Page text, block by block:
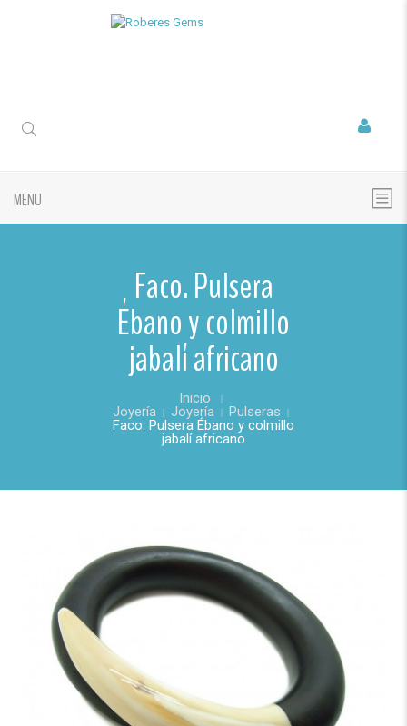
MENU
Faco. Pulsera
Ébano y colmillo
jabalí africano
Inicio
Joyería
Joyería
Pulseras
Faco. Pulsera Ébano y colmillo
jabalí africano